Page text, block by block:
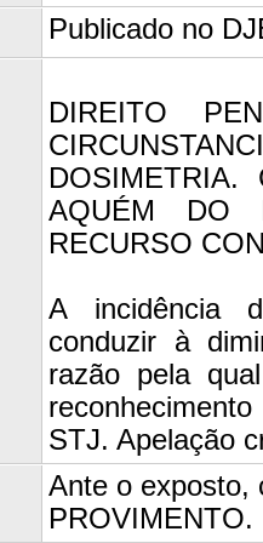
Publicado no
DIREITO
DOSIMETRIA.
AQUÉM DO
RECURSO
A incidência
conduzir à
razão pela
STJ. Apelação
Ante o exposto,
PROVIMENTO.